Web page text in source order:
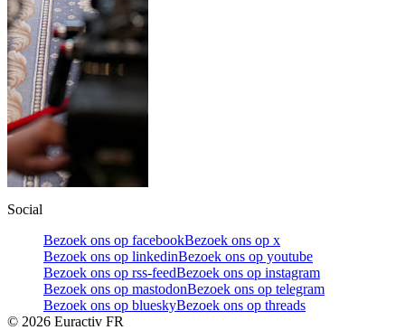
Social
Bezoek ons op facebookBezoek ons op x
Bezoek ons op linkedinBezoek ons op youtube
Bezoek ons op rss-feedBezoek ons op instagram
Bezoek ons op mastodonBezoek ons op telegram
Bezoek ons op blueskyBezoek ons op threads
© 2026 Euractiv FR